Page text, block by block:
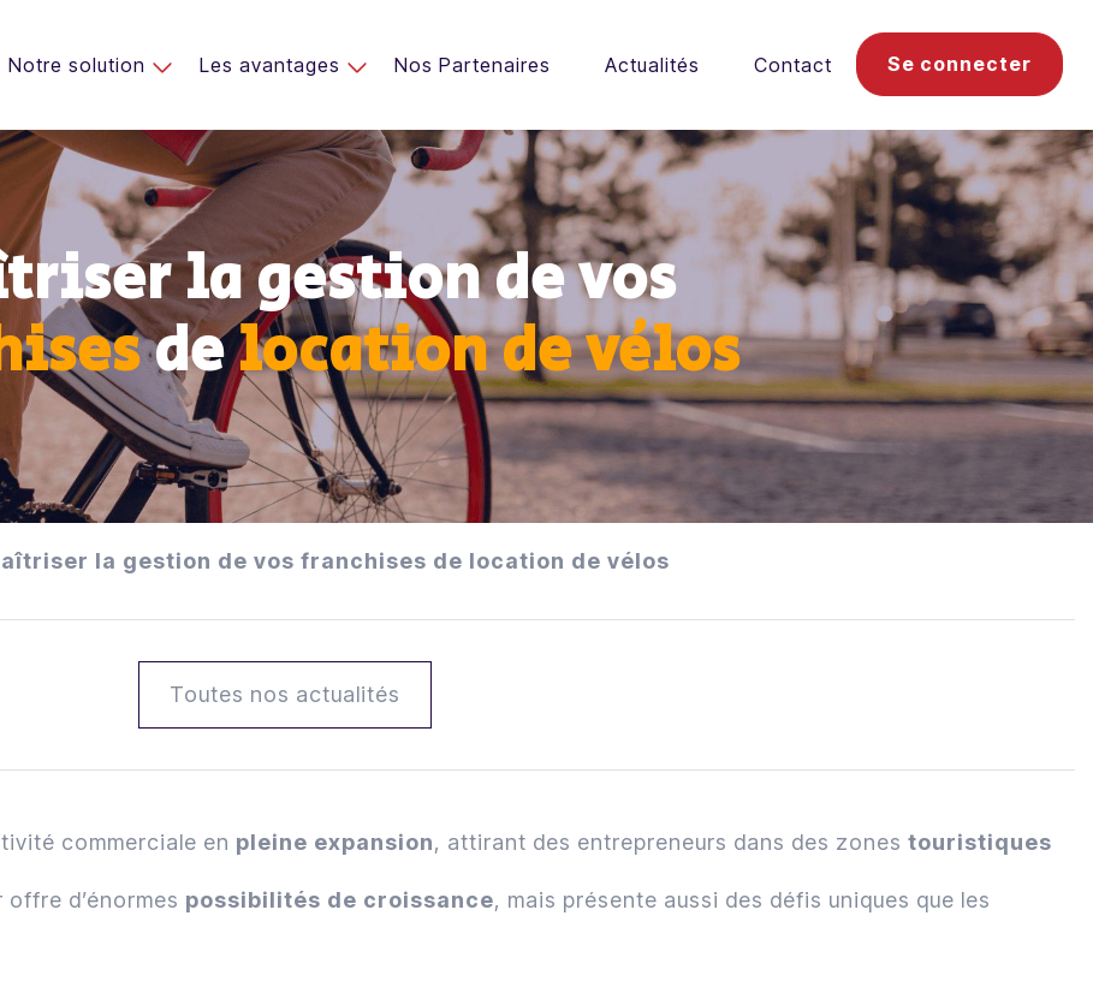
Notre solution Les avantages Nos Partenaires Actualités Contact Se connecter
la gestion de vos
delocation de vélos
la gestion de vos franchises de location de vélos
Toutes nos actualités
commerciale en pleine expansion, attirant des entrepreneurs dans des zones touristiques
d’énormes possibilités de croissance, mais présente aussi des défis uniques que les